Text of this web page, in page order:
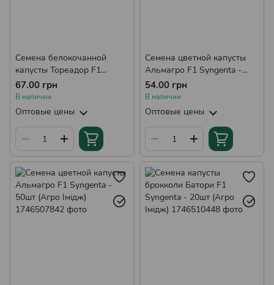
Семена белокочанной
капусты Тореадор F1
Syngenta - 50 шт (Агро
Імідж)
67.00 грн
В наличии
Оптовые цены
Семена цветной капусты
Альмагро F1 Syngenta -
20шт (Агро Імідж)
54.00 грн
В наличии
Оптовые цены